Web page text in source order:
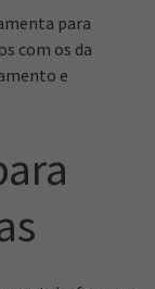
para
com os da
e